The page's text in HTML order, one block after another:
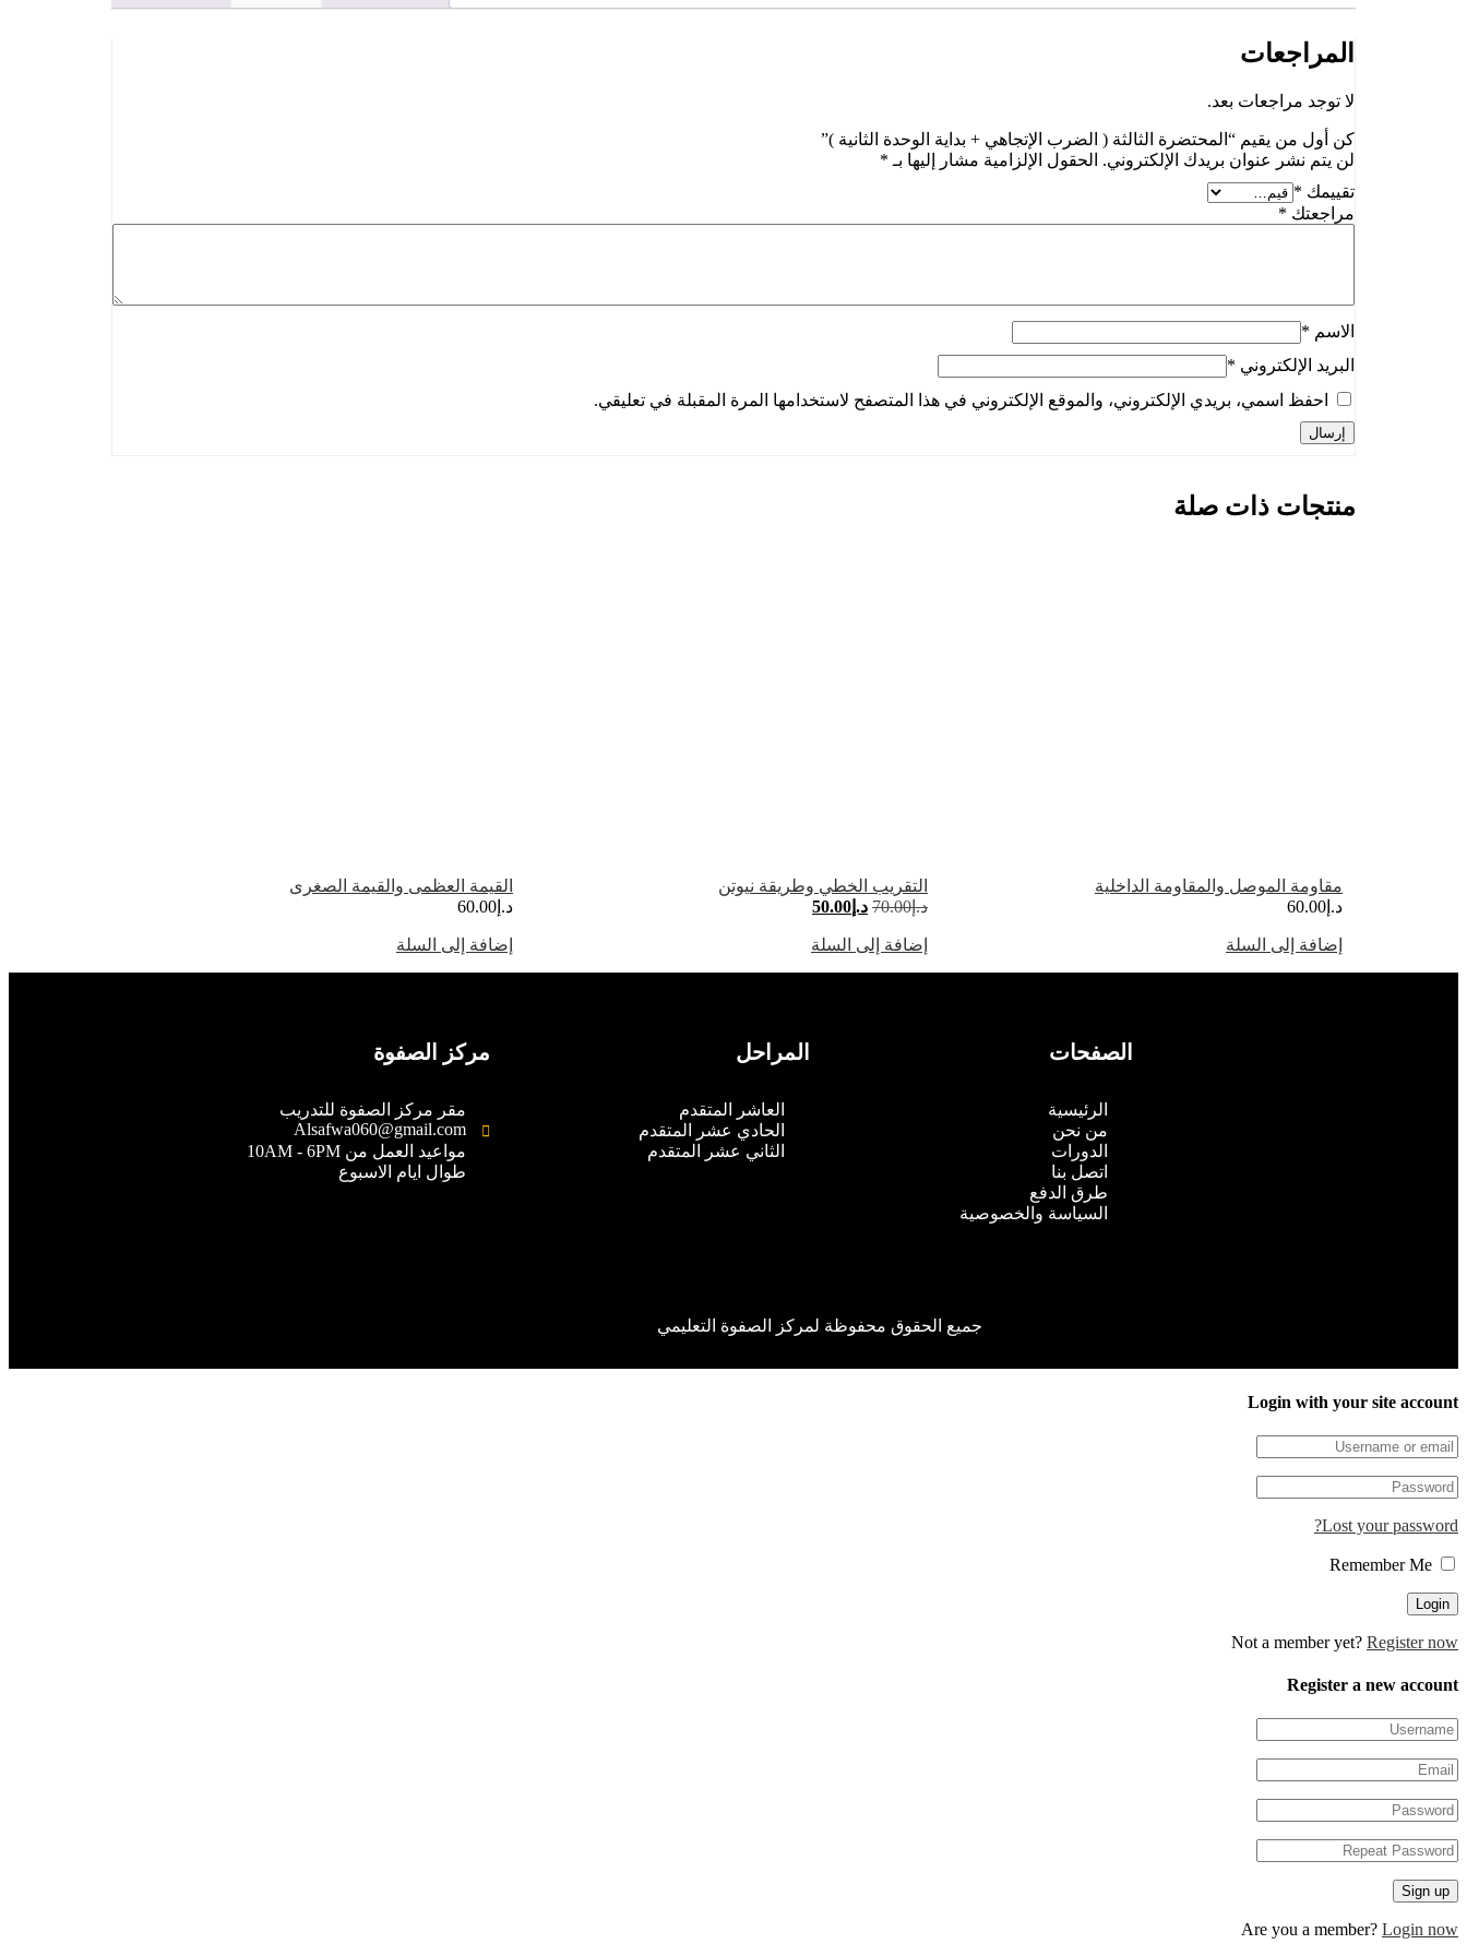
المراجعات
لا توجد مراجعات بعد.
كن أول من يقيم “المحتضرة الثالثة ( الضرب الإتجاهي + بداية الوحدة الثانية )”
لن يتم نشر عنوان بريدك الإلكتروني. الحقول الإلزامية مشار إليها بـ *
تقييمك *
مراجعتك *
الاسم *
البريد الإلكتروني *
احفظ اسمي، بريدي الإلكتروني، والموقع الإلكتروني في هذا المتصفح لاستخدامها المرة المقبلة في تعليقي.
منتجات ذات صلة
مقاومة الموصل والمقاومة الداخلية
د.إ 60.00
إضافة إلى السلة
التقريب الخطي وطريقة نيوتن
د.إ70.00 د.إ 50.00
إضافة إلى السلة
القيمة العظمى والقيمة الصغرى
د.إ 60.00
إضافة إلى السلة
الصفحات
الرئيسية
من نحن
الدورات
اتصل بنا
طرق الدفع
السياسة والخصوصية
المراحل
العاشر المتقدم
الحادي عشر المتقدم
الثاني عشر المتقدم
مركز الصفوة
مقر مركز الصفوة للتدريب
Alsafwa060@gmail.com
مواعيد العمل من 10AM - 6PM
طوال ايام الاسبوع
جميع الحقوق محفوظة لمركز الصفوة التعليمي
Login with your site account
Lost your password?
Not a member yet? Register now
Register a new account
Are you a member? Login now